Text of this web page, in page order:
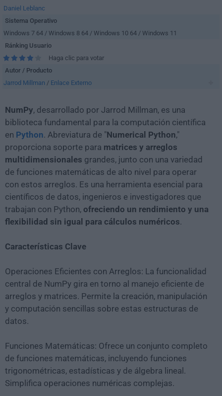
Daniel Leblanc
Sistema Operativo
Windows 7 64 / Windows 8 64 / Windows 10 64 / Windows 11
Ránking Usuario
Haga clic para votar
Autor / Producto
Jarrod Millman / Enlace Externo
NumPy, desarrollado por Jarrod Millman, es una
biblioteca fundamental para la computación científica
en Python. Abreviatura de "Numerical Python,"
proporciona soporte para matrices y arreglos
multidimensionales grandes, junto con una variedad
de funciones matemáticas de alto nivel para operar
con estos arreglos. Es una herramienta esencial para
científicos de datos, ingenieros e investigadores que
trabajan con Python, ofreciendo un rendimiento y una
flexibilidad sin igual para cálculos numéricos.
Características Clave
Operaciones Eficientes con Arreglos: La funcionalidad
central de NumPy gira en torno al manejo eficiente de
arreglos y matrices. Permite la creación, manipulación
y computación sencillas sobre estas estructuras de
datos.
Funciones Matemáticas: Ofrece un conjunto completo
de funciones matemáticas, incluyendo funciones
trigonométricas, estadísticas y de álgebra lineal.
Simplifica operaciones numéricas complejas.